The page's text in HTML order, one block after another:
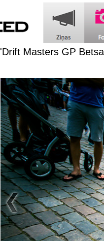
'Drift Masters GP